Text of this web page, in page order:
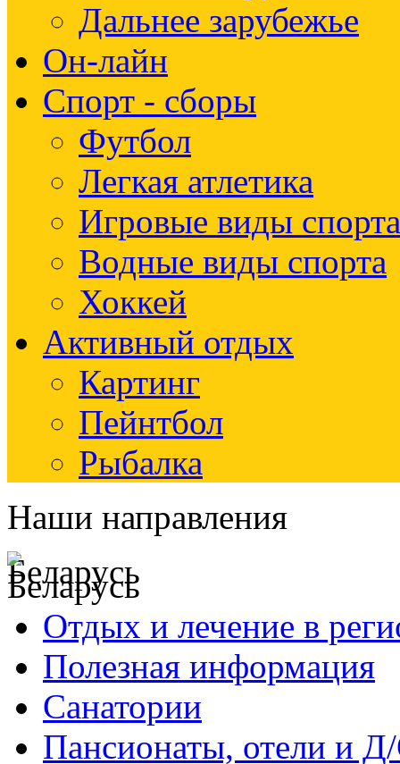
Дальнее зарубежье
Он-лайн
Спорт - сборы
Футбол
Легкая атлетика
Игровые виды спорта
Водные виды спорта
Хоккей
Активный отдых
Картинг
Пейнтбол
Рыбалка
Наши направления
Беларусь
Отдых и лечение в
Полезная информация
Санатории
Пансионаты, отели и